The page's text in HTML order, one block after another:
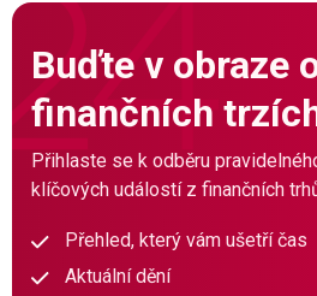
Buďte v obraze
finančních
Přihlaste se k odběru
klíčových událostí z finančních
Přehled, který vám ušetří čas
Aktuální dění